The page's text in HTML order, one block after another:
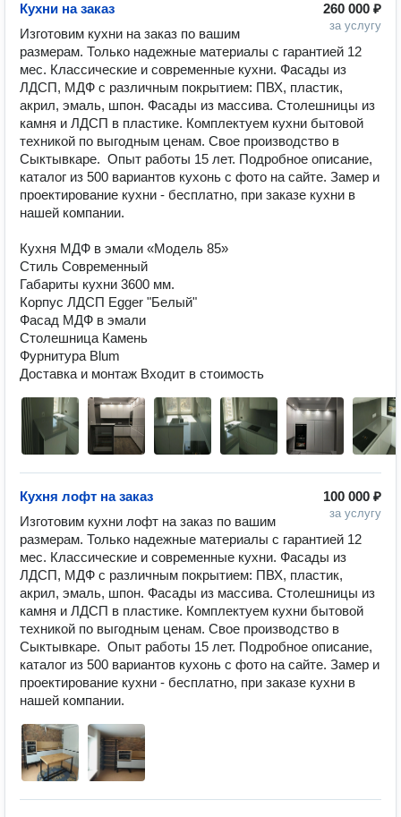
260 000 ₽
за услугу
Кухни на заказ
Изготовим кухни на заказ по вашим
размерам. Только надежные материалы с гарантией 12
мес. Классические и современные кухни. Фасады из
ЛДСП, МДФ с различным покрытием: ПВХ, пластик,
акрил, эмаль, шпон. Фасады из массива. Столешницы из
камня и ЛДСП в пластике. Комплектуем кухни бытовой
техникой по выгодным ценам. Свое производство в
Сыктывкаре.  Опыт работы 15 лет. Подробное описание,
каталог из 500 вариантов кухонь с фото на сайте. Замер и
проектирование кухни - бесплатно, при заказе кухни в
нашей компании.
Кухня МДФ в эмали «Модель 85»
Стиль Современный
Габариты кухни 3600 мм.
Корпус ЛДСП Egger "Белый"
Фасад МДФ в эмали
Столешница Камень
Фурнитура Blum
Доставка и монтаж Входит в стоимость
100 000 ₽
за услугу
Кухня лофт на заказ
Изготовим кухни лофт на заказ по вашим
размерам. Только надежные материалы с гарантией 12
мес. Классические и современные кухни. Фасады из
ЛДСП, МДФ с различным покрытием: ПВХ, пластик,
акрил, эмаль, шпон. Фасады из массива. Столешницы из
камня и ЛДСП в пластике. Комплектуем кухни бытовой
техникой по выгодным ценам. Свое производство в
Сыктывкаре.  Опыт работы 15 лет. Подробное описание,
каталог из 500 вариантов кухонь с фото на сайте. Замер и
проектирование кухни - бесплатно, при заказе кухни в
нашей компании.